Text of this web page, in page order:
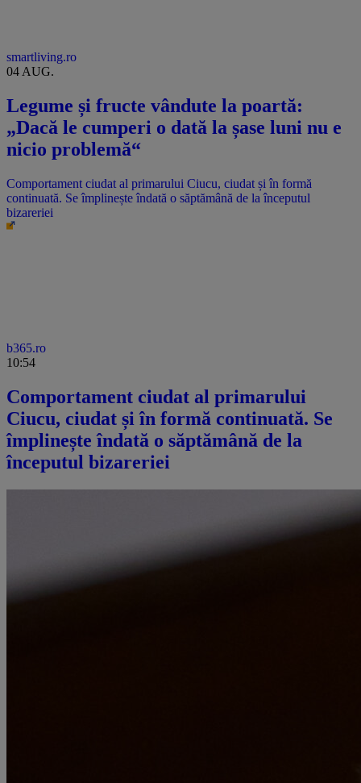
smartliving.ro
04 AUG.
Legume și fructe vândute la poartă:
„Dacă le cumperi o dată la șase luni nu e
nicio problemă“
Comportament ciudat al primarului Ciucu, ciudat și în formă
continuată. Se împlinește îndată o săptămână de la începutul
bizareriei
b365.ro
10:54
Comportament ciudat al primarului
Ciucu, ciudat și în formă continuată. Se
împlinește îndată o săptămână de la
începutul bizareriei